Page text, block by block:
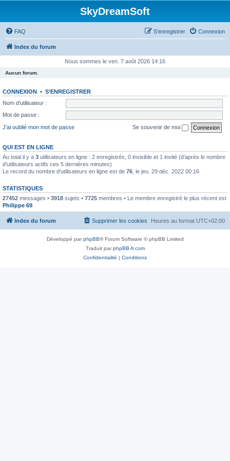
SkyDreamSoft
FAQ Connexion
S’enregistrer
Index du forum
Nous sommes le ven. 7 août 2026 14:16
Aucun forum.
CONNEXION • S’ENREGISTRER
Nom d’utilisateur :
Mot de passe :
J’ai oublié mon mot de passe
Se souvenir de moi
QUI EST EN LIGNE
Au total il y a 3 utilisateurs en ligne : 2 enregistrés, 0 invisible et 1 invité (d’après le nombre
d’utilisateurs actifs ces 5 dernières minutes)
Le record du nombre d’utilisateurs en ligne est de 76 , le jeu. 29 déc. 2022 00:16
STATISTIQUES
27452 messages • 3918 sujets • 7725 membres • Le membre enregistré le plus récent est
Philippe 69
Index du forum Heures au format UTC+02:00
Supprimer les cookies
Développé parphpBB® Forum Software © phpBB Limited
Traduit parphpBB-fr.com
Confidentialité | Conditions